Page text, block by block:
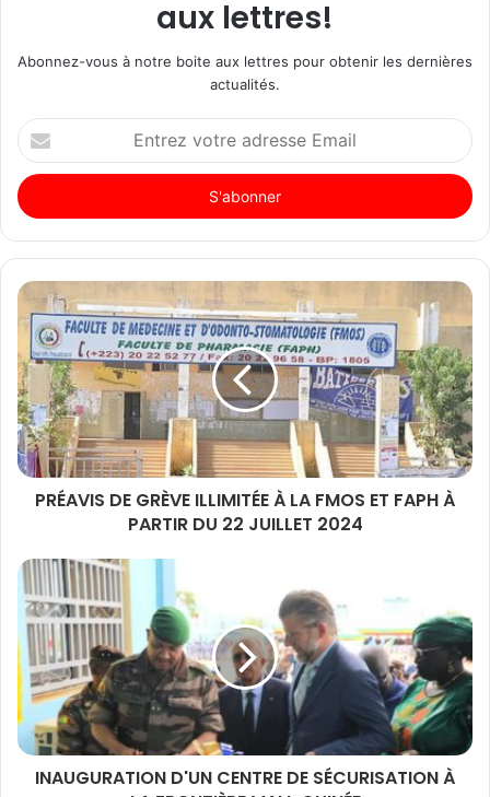
aux lettres!
Abonnez-vous à notre boite aux lettres pour obtenir les dernières
actualités.
Entrez
votre
adresse
Email
PRÉAVIS DE GRÈVE ILLIMITÉE À LA FMOS ET FAPH À
PARTIR DU 22 JUILLET 2024
INAUGURATION D'UN CENTRE DE SÉCURISATION À